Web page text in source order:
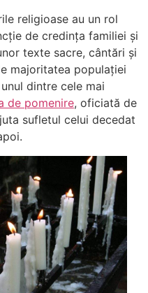
religioase au un rol
de credința familiei și
texte sacre, cântări și
majoritatea populației
dintre cele mai
de pomenire, oficiată de
sufletul celui decedat